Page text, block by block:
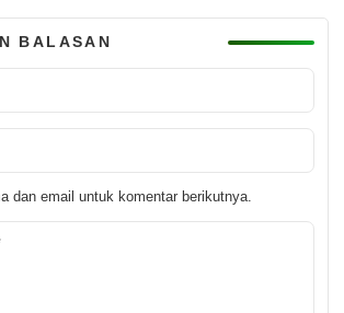
BALASAN
dan email untuk komentar berikutnya.